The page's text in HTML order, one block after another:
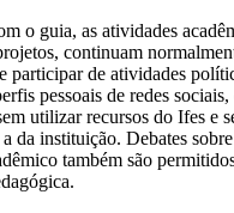
o guia, as atividades
continuam
participar de atividades
pessoais de redes
utilizar recursos do Ifes e
da instituição. Debates
também são